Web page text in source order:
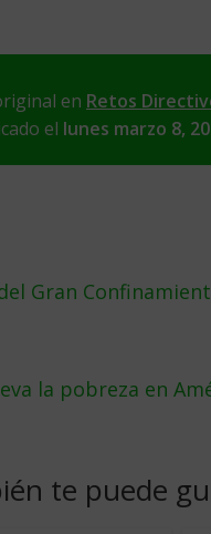
en Retos
el lunes marzo 8,
Gran
la pobreza en
te puede